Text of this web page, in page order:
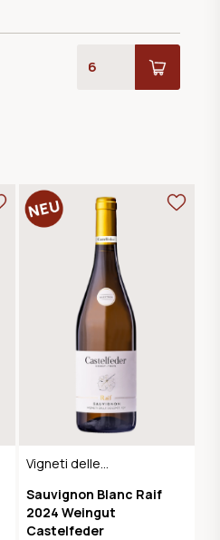
Vigneti delle
Sauvignon Blanc Raif
2024 Weingut
Castelfeder